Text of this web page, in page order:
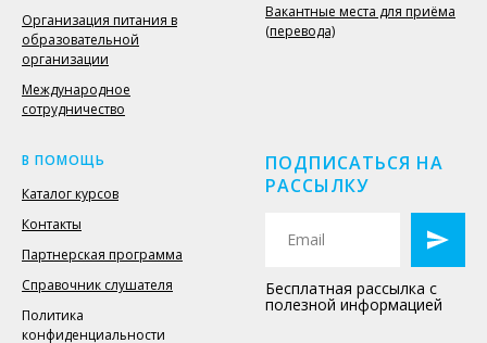
Организация питания в
образовательной
организации
Международное
сотрудничество
Вакантные места для приёма
(перевода)
В ПОМОЩЬ
Каталог курсов
Контакты
Партнерская программа
Справочник слушателя
Политика
конфиденциальности
ПОДПИСАТЬСЯ НА
РАССЫЛКУ
Бесплатная рассылка с
полезной информацией